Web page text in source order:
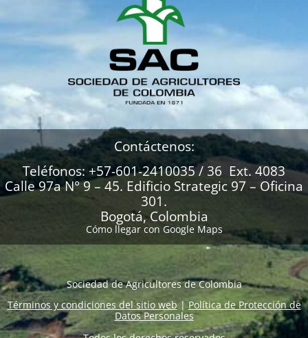
Contáctenos:
Teléfonos: +57-601-2410035 / 36 Ext. 4083
Calle 97a N° 9 – 45. Edificio Strategic 97 – Oficina
301.
Bogotá, Colombia
Cómo llegar con Google Maps
Sociedad de Agricultores de Colombia
Términos y condiciones del sitio web|Política de Protección de
Datos Personales